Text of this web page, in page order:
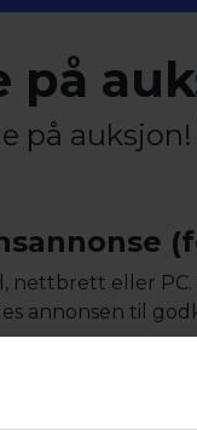
på
på
nettbrett eller
annonsen til